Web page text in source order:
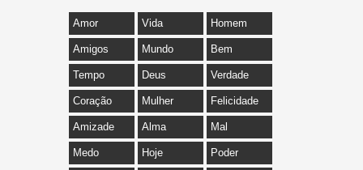
Amor Vida Homem
Amigos Mundo Bem
Tempo Deus Verdade
Coração Mulher Felicidade
Amizade Alma Mal
Medo Hoje Poder